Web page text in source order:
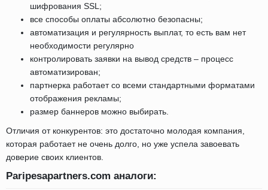
шифрования SSL;
все способы оплаты абсолютно безопасны;
автоматизация и регулярность выплат, то есть вам нет
необходимости регулярно
контролировать заявки на вывод средств – процесс
автоматизирован;
партнерка работает со всеми стандартными форматами
отображения рекламы;
размер баннеров можно выбирать.
Отличия от конкурентов: это достаточно молодая компания,
которая работает не очень долго, но уже успела завоевать
доверие своих клиентов.
Paripesapartners.com аналоги: